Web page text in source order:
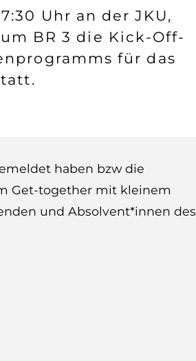
Uhr an der JKU,
BR 3 die Kick-Off-
für das
haben bzw die
Get-together mit kleinem
und Absolvent*innen des